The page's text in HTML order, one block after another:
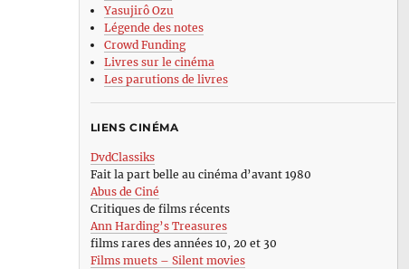
Yasujirô Ozu
Légende des notes
Crowd Funding
Livres sur le cinéma
Les parutions de livres
LIENS CINÉMA
DvdClassiks
Fait la part belle au cinéma d’avant 1980
Abus de Ciné
Critiques de films récents
Ann Harding’s Treasures
films rares des années 10, 20 et 30
Films muets – Silent movies